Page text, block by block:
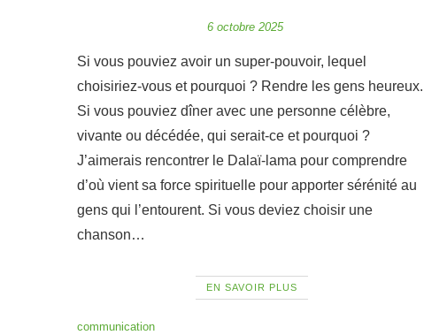
6 octobre 2025
Si vous pouviez avoir un super-pouvoir, lequel
choisiriez-vous et pourquoi ? Rendre les gens heureux.
Si vous pouviez dîner avec une personne célèbre,
vivante ou décédée, qui serait-ce et pourquoi ?
J’aimerais rencontrer le Dalaï-lama pour comprendre
d’où vient sa force spirituelle pour apporter sérénité au
gens qui l’entourent. Si vous deviez choisir une
chanson…
EN SAVOIR PLUS
communication